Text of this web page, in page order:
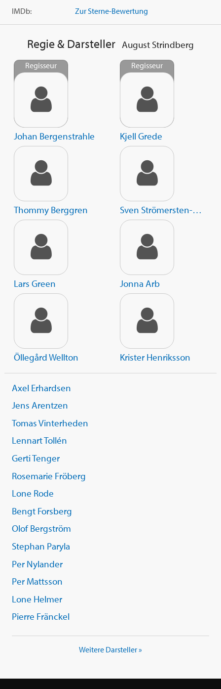
IMDb:
Zur Sterne-Bewertung
Regie & Darsteller August Strindberg
Regisseur
Johan Bergenstrahle
Regisseur
Kjell Grede
Thommy Berggren Sven Strömersten-Holm
Lars Green Jonna Arb
Öllegård Wellton Krister Henriksson
Axel Erhardsen
Jens Arentzen
Tomas Vinterheden
Lennart Tollén
Gerti Tenger
Rosemarie Fröberg
Lone Rode
Bengt Forsberg
Olof Bergström
Stephan Paryla
Per Nylander
Per Mattsson
Lone Helmer
Pierre Fränckel
Weitere Darsteller »